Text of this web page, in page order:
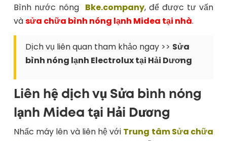
Bình nước nóng Bke.company, để được tư vấn
vàsửa chữa bình nóng lạnh Midea tại nhà.
Dịch vụ liên quan tham khảo ngay >> Sửa
bình nóng lạnh Electrolux tại Hải Dương
Liên hệ dịch vụ Sửa bình nóng
lạnh Midea tại Hải Dương
Nhấc máy lên và liên hệ với Trung tâm Sửa chữa